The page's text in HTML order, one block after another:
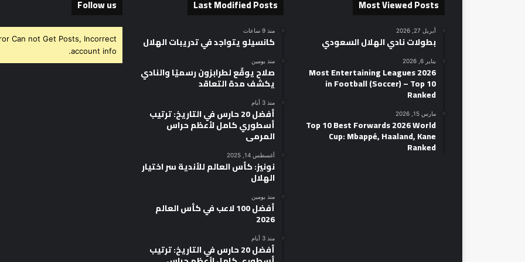
Most Viewed Posts
أبريل 27, 2026
بطولات نادي الهلال السعودي
يناير 6, 2026
2026 Most Entertaining Leagues
in Football (Soccer) – Top 10
Ranked
مارس 15, 2026
Top 10 Best Forwards 2026 World
Cup: Mbappé, Haaland, Kane
Ranked
Last Modified Posts
منذ 9 ساعات
كانسيلو يتواجد في تدريبات الهلال
منذ يومين
صلاح يوقّع لطرابزون رسميًا والنادي
يكشف مدة التعاقد
منذ 3 أيام
أفضل 20 حارس في التاريخ: ترتيب
أسطوري كامل لأعظم حراس
المرمى
أغسطس 14, 2025
نونيز: كأس العالم للأندية سر اختيار
الهلال
منذ يومين
أفضل 100 لاعب في كأس العالم
2026
منذ 3 أيام
أفضل 20 حارس في التاريخ: ترتيب
Follow us
Can not Get Posts, Incorrect
account info.